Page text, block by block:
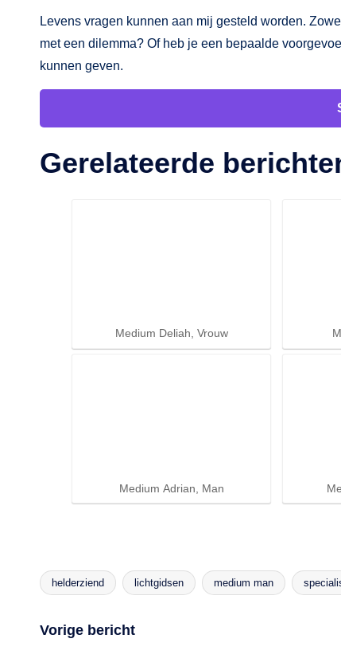
Levens vragen kunnen aan mij gesteld worden.
met een dilemma? Of heb je een bepaalde
kunnen geven.
Gerelateerde
Medium Deliah, Vrouw
Medium Adrian, Man
Tags:
helderziend lichtgidsen medium man
Bericht
Vorige bericht